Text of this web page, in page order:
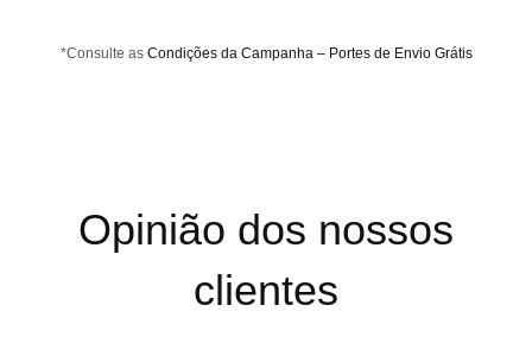
*Consulte as Condições da Campanha – Portes de Envio Grátis
Opinião dos nossos
clientes